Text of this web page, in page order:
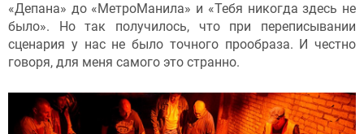
«Депана» до «МетроМанила» и «Тебя никогда здесь не
было». Но так получилось, что при переписывании
сценария у нас не было точного прообраза. И честно
говоря, для меня самого это странно.